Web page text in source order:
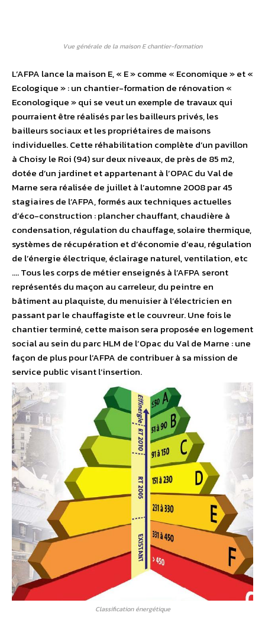
Vue générale de la maison E chantier-formation
L’AFPA lance la maison E, « E » comme « Economique » et «
Ecologique » : un chantier-formation de rénovation «
Econologique » qui se veut un exemple de travaux qui
pourraient être réalisés par les bailleurs privés, les
bailleurs sociaux et les propriétaires de maisons
individuelles. Cette réhabilitation complète d’un pavillon
à Choisy le Roi (94) sur deux niveaux, de près de 85 m2,
dotée d’un jardinet et appartenant à l’OPAC du Val de
Marne sera réalisée de juillet à l’automne 2008 par 45
stagiaires de l’AFPA, formés aux techniques actuelles
d’éco-construction : plancher chauffant, chaudière à
condensation, régulation du chauffage, solaire thermique,
systèmes de récupération et d’économie d’eau, régulation
de l’énergie électrique, éclairage naturel, ventilation, etc
…. Tous les corps de métier enseignés à l’AFPA seront
représentés du maçon au carreleur, du peintre en
bâtiment au plaquiste, du menuisier à l’électricien en
passant par le chauffagiste et le couvreur. Une fois le
chantier terminé, cette maison sera proposée en logement
social au sein du parc HLM de l’Opac du Val de Marne : une
façon de plus pour l’AFPA de contribuer à sa mission de
service public visant l’insertion.
Classification énergétique